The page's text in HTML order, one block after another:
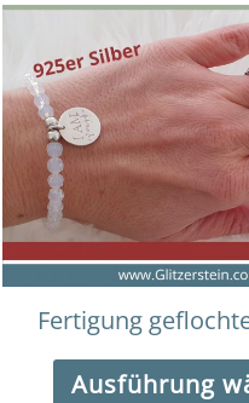
Fertigung
Ausführung